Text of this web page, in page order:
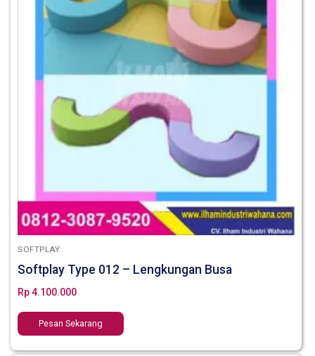
SOFTPLAY
Softplay Type 012 – Lengkungan Busa
Rp4.100.000
Pesan Sekarang